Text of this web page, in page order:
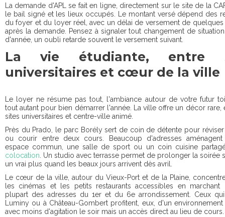
La demande d'APL se fait en ligne, directement sur le site de la
le bail signé et les lieux occupés. Le montant versé dépend des
du foyer et du loyer réel, avec un délai de versement de quelques
après la demande. Pensez à signaler tout changement de
d'année, un oubli retarde souvent le versement suivant.
La vie étudiante, entre
universitaires et cœur de la ville
Le loyer ne résume pas tout, l'ambiance autour de votre futur
tout autant pour bien démarrer l'année. La ville offre un décor rare,
sites universitaires et centre-ville animé.
Près du Prado, le parc Borély sert de coin de détente pour
ou courir entre deux cours. Beaucoup d'adresses
espace commun, une salle de sport ou un coin cuisine
colocation . Un studio avec terrasse permet de prolonger la soirée
un vrai plus quand les beaux jours arrivent dès avril.
Le cœur de la ville, autour du Vieux-Port et de la Plaine,
les cinémas et les petits restaurants accessibles en marchant
plupart des adresses du 1er et du 6e arrondissement. Ceux
Luminy ou à Château-Gombert profitent, eux, d'un
avec moins d'agitation le soir mais un accès direct au lieu de cours.